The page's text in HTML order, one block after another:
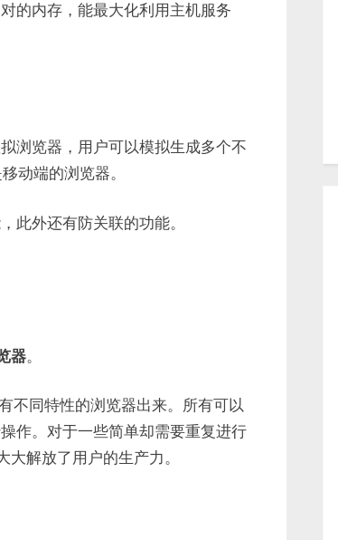
的内存，能最大化利用主机服务
浏览器，用户可以模拟生成多个不
动端的浏览器。
此外还有防关联的功能。
器。
不同特性的浏览器出来。所有可以
作。对于一些简单却需要重复进行
解放了用户的生产力。